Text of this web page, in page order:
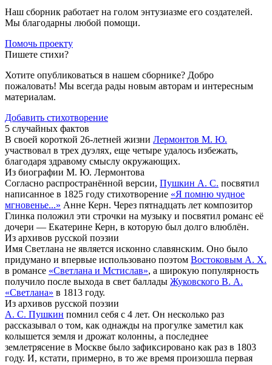
Наш сборник работает на голом энтузиазме его создателей.
Мы благодарны любой помощи.
Помочь проекту
Пишете стихи?
Хотите опубликоваться в нашем сборнике? Добро
пожаловать! Мы всегда рады новым авторам и интересным
материалам.
Добавить стихотворение
5 случайных фактов
В своей короткой 26-летней жизни Лермонтов М. Ю.
участвовал в трех дуэлях, еще четыре удалось избежать,
благодаря здравому смыслу окружающих.
Из биографии М. Ю. Лермонтова
Согласно распространённой версии, Пушкин А. С. посвятил
написанное в 1825 году стихотворение «Я помню чудное
мгновенье...» Анне Керн. Через пятнадцать лет композитор
Глинка положил эти строчки на музыку и посвятил романс её
дочери — Екатерине Керн, в которую был долго влюблён.
Из архивов русской поэзии
Имя Светлана не является исконно славянским. Оно было
придумано и впервые использовано поэтом Востоковым А. Х.
в романсе «Светлана и Мстислав», а широкую популярность
получило после выхода в свет баллады Жуковского В. А.
«Светлана» в 1813 году.
Из архивов русской поэзии
А. С. Пушкин помнил себя с 4 лет. Он несколько раз
рассказывал о том, как однажды на прогулке заметил как
колышется земля и дрожат колонны, а последнее
землетрясение в Москве было зафиксировано как раз в 1803
году. И, кстати, примерно, в то же время произошла первая